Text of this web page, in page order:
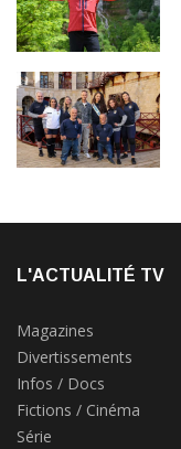
L'ACTUALITÉ TV
Magazines
Divertissements
Infos / Docs
Fictions / Cinéma
Série